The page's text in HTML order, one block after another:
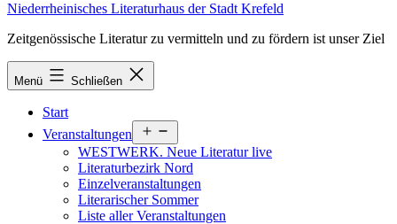
Niederrheinisches Literaturhaus der Stadt Krefeld
Zeitgenössische Literatur zu vermitteln und zu fördern ist unser Ziel
Menü Schließen
Start
Veranstaltungen
öffnen
WESTWERK. Neue Literatur live
Literaturbezirk Nord
Einzelveranstaltungen
Literarischer Sommer
Liste aller Veranstaltungen